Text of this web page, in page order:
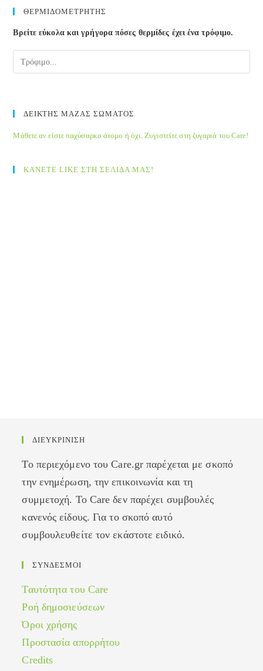
ΘΕΡΜΙΔΟΜΕΤΡΗΤΗΣ
Βρείτε εύκολα και γρήγορα πόσες θερμίδες έχει ένα τρόφιμο.
ΔΕΙΚΤΗΣ ΜΑΖΑΣ ΣΩΜΑΤΟΣ
Μάθετε αν είστε παχύσαρκο άτομο ή όχι. Ζυγιστείτε στη ζυγαριά του Care!
ΚΑΝΕΤΕ LIKE ΣΤΗ ΣΕΛΙΔΑ ΜΑΣ!
ΔΙΕΥΚΡΙΝΙΣΗ
Το περιεχόμενο του Care.gr παρέχεται με σκοπό
την ενημέρωση, την επικοινωνία και τη
συμμετοχή. Το Care δεν παρέχει συμβουλές
κανενός είδους. Για το σκοπό αυτό
συμβουλευθείτε τον εκάστοτε ειδικό.
ΣΥΝΔΕΣΜΟΙ
Ταυτότητα του Care
Ροή δημοσιεύσεων
Όροι χρήσης
Προστασία απορρήτου
Credits